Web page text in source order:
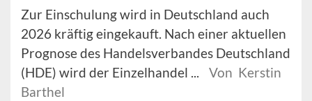
Zur Einschulung wird in Deutschland auch
2026 kräftig eingekauft. Nach einer aktuellen
Prognose des Handelsverbandes Deutschland
(HDE) wird der Einzelhandel ...
Von Kerstin
Barthel